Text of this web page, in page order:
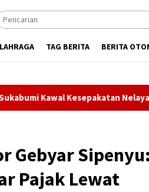
TAG BERITA BERITA
Kesepakatan Nelayan
Gebyar Sipenyu:
Pajak Lewat